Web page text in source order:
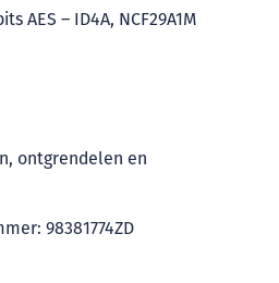
AES – ID4A, NCF29A1M
ontgrendelen en
98381774ZD